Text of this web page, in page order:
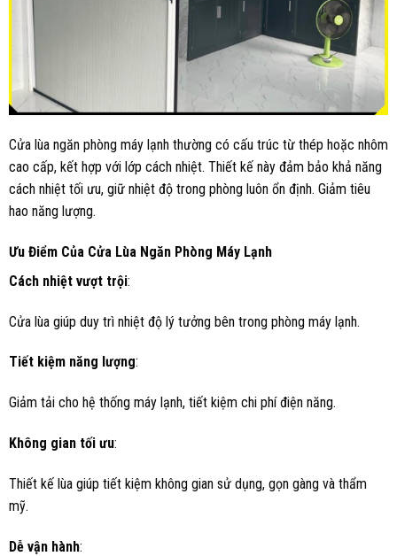
Cửa lùa ngăn phòng máy lạnh thường có cấu trúc từ thép hoặc nhôm
cao cấp, kết hợp với lớp cách nhiệt. Thiết kế này đảm bảo khả năng
cách nhiệt tối ưu, giữ nhiệt độ trong phòng luôn ổn định. Giảm tiêu
hao năng lượng.
Ưu Điểm Của Cửa Lùa Ngăn Phòng Máy Lạnh
Cách nhiệt vượt trội:
Cửa lùa giúp duy trì nhiệt độ lý tưởng bên trong phòng máy lạnh.
Tiết kiệm năng lượng:
Giảm tải cho hệ thống máy lạnh, tiết kiệm chi phí điện năng.
Không gian tối ưu:
Thiết kế lùa giúp tiết kiệm không gian sử dụng, gọn gàng và thẩm
mỹ.
Dễ vận hành: